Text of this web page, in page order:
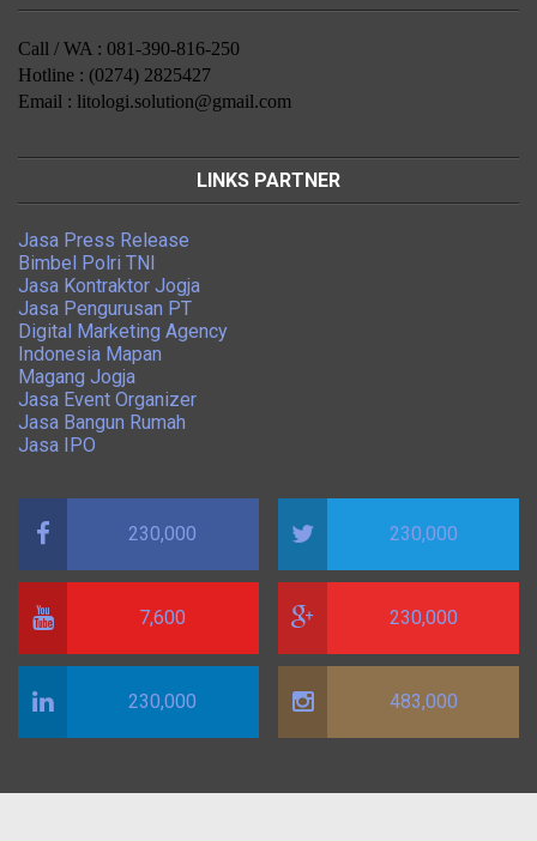
Call / WA : 081-390-816-250
Hotline : (0274) 2825427
Email : litologi.solution@gmail.com
LINKS PARTNER
Jasa Press Release
Bimbel Polri TNI
Jasa Kontraktor Jogja
Jasa Pengurusan PT
Digital Marketing Agency
Indonesia Mapan
Magang Jogja
Jasa Event Organizer
Jasa Bangun Rumah
Jasa IPO
230,000 230,000
7,600 230,000
230,000 483,000